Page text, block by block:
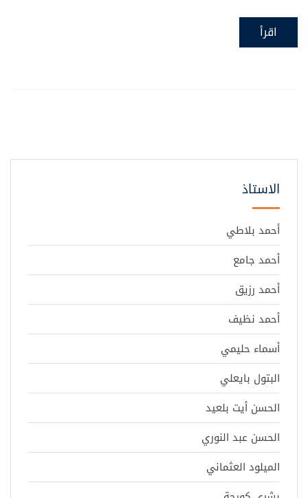
اقرأ
الاستاذ
أحمد بلاطي
أحمد جامع
أحمد رزيق
أحمد نظيف
أسماء حليمي
البتول بايعلي
الحسن أيت بلعيد
الحسن عبد النوري
الميلود العثماني